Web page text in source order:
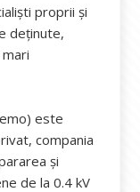
proprii și
deținute,
este
compania
și
de la 0.4 kV